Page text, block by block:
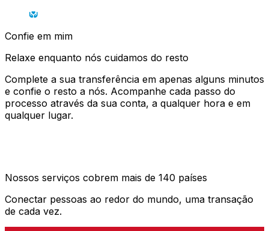
Confie em mim
Relaxe enquanto nós cuidamos do resto
Complete a sua transferência em apenas alguns minutos
e confie o resto a nós. Acompanhe cada passo do
processo através da sua conta, a qualquer hora e em
qualquer lugar.
Nossos serviços cobrem mais de 140 países
Conectar pessoas ao redor do mundo, uma transação
de cada vez.